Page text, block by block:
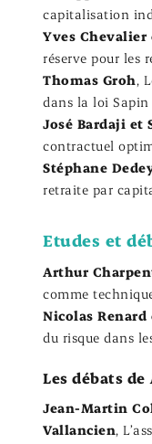
capitalisation
Yves Chevalier
réserve pour les
Thomas Groh,
dans la loi Sapin
José Bardaji et
contractuel
Stéphane
retraite par
Etudes et
Arthur
comme
Nicolas Renard
du risque dans
Les débats de
Jean-Martin
Vallancien,